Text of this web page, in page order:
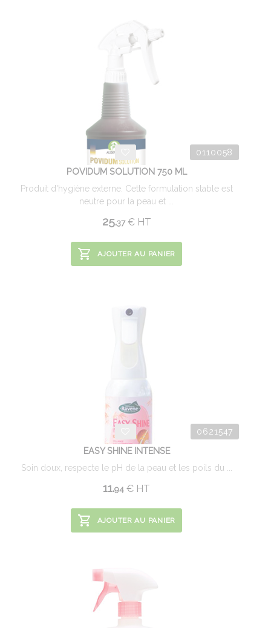
0110058
POVIDUM SOLUTION 750 ML
Produit d'hygiène externe. Cette formulation stable est
neutre pour la peau et ...
25.37 €HT
AJOUTER AU PANIER
0621547
EASY SHINE INTENSE
Soin doux, respecte le pH de la peau et les poils du ...
11.94 € HT
AJOUTER AU PANIER